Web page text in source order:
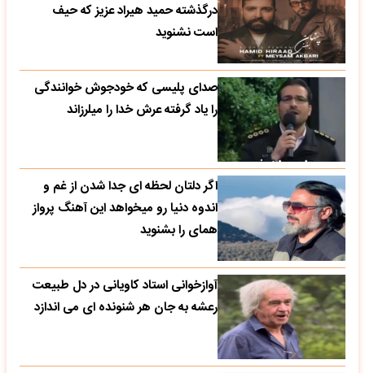
درگذشته حمید هیراد عزیز که حیف
است نشنوید
صدای پلیسی که خودجوش خوانندگی
را یاد گرفته عرش خدا را میلرزاند
اگر دلتان لحظه ای جدا شدن از غم و
اندوه دنیا رو میخواهد این آهنگ پرواز
همای را بشنوید
آوازخوانی استاد کاویانی در دل طبیعت
رعشه به جان هر شنونده ای می اندازد